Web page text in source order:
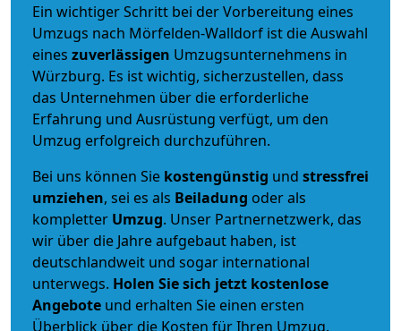
Ein wichtiger Schritt bei der Vorbereitung eines
Umzugs nach Mörfelden-Walldorf ist die Auswahl
eines zuverlässigen Umzugsunternehmens in
Würzburg. Es ist wichtig, sicherzustellen, dass
das Unternehmen über die erforderliche
Erfahrung und Ausrüstung verfügt, um den
Umzug erfolgreich durchzuführen.
Bei uns können Sie kostengünstig und stressfrei
umziehen, sei es als Beiladung oder als
kompletter Umzug. Unser Partnernetzwerk, das
wir über die Jahre aufgebaut haben, ist
deutschlandweit und sogar international
unterwegs. Holen Sie sich jetzt kostenlose
Angebote und erhalten Sie einen ersten
Überblick über die Kosten für Ihren Umzug.